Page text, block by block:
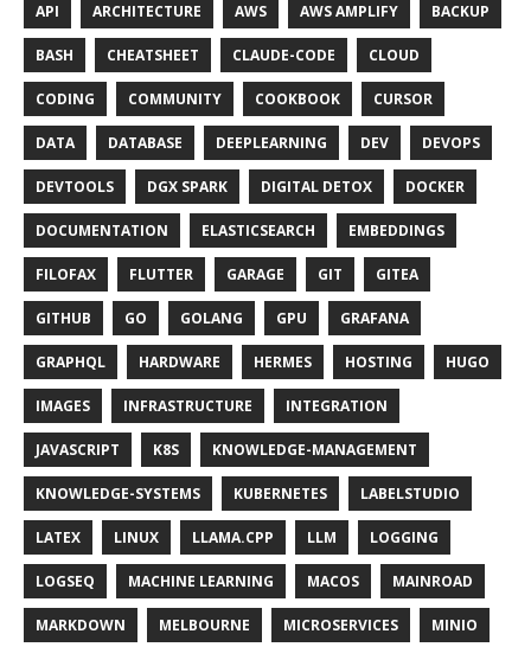
API ARCHITECTURE AWS AWS AMPLIFY BACKUP
BASH CHEATSHEET CLAUDE-CODE CLOUD
CODING COMMUNITY COOKBOOK CURSOR
DATA DATABASE DEEPLEARNING DEV DEVOPS
DEVTOOLS DGX SPARK DIGITAL DETOX DOCKER
DOCUMENTATION ELASTICSEARCH EMBEDDINGS
FILOFAX FLUTTER GARAGE GIT GITEA
GITHUB GO GOLANG GPU GRAFANA
GRAPHQL HARDWARE HERMES HOSTING HUGO
IMAGES INFRASTRUCTURE INTEGRATION
JAVASCRIPT K8S KNOWLEDGE-MANAGEMENT
KNOWLEDGE-SYSTEMS KUBERNETES LABELSTUDIO
LATEX LINUX LLAMA.CPP LLM LOGGING
LOGSEQ MACHINE LEARNING MACOS MAINROAD
MARKDOWN MELBOURNE MICROSERVICES MINIO